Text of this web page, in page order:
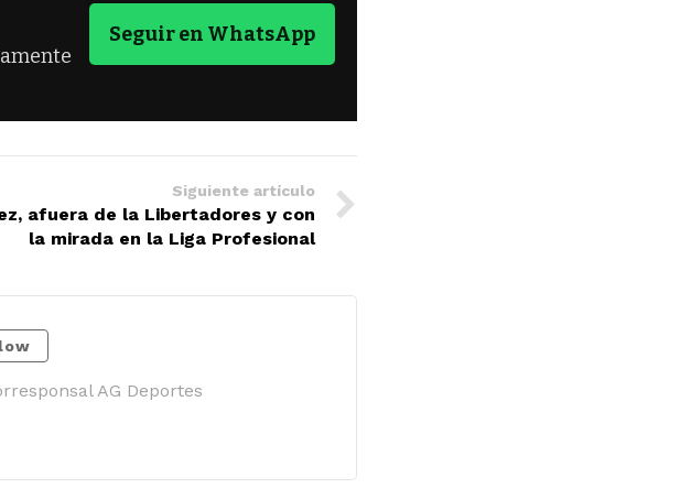
Seguir en WhatsApp
Siguiente artículo
afuera de la Libertadores y con
la mirada en la Liga Profesional
AG Deportes